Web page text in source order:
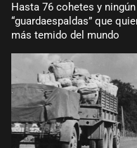
Hasta 76 cohetes y
“guardaespaldas” que
más temido del mundo